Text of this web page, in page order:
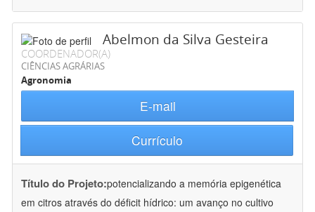
Abelmon da Silva Gesteira
COORDENADOR(A)
CIÊNCIAS AGRÁRIAS
Agronomia
E-mail
Currículo
Título do Projeto:potencializando a memória epigenética
em citros através do déficit hídrico: um avanço no cultivo